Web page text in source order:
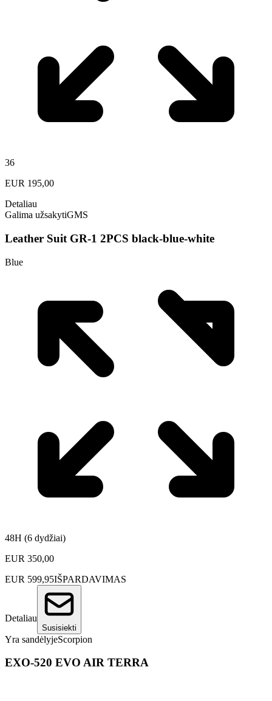
36
EUR 195,00
Detaliau
Galima užsakytiGMS
Leather Suit GR-1 2PCS black-blue-white
Blue
48H (6 dydžiai)
EUR 350,00
EUR 599,95IŠPARDAVIMAS
Detaliau
Susisiekti
Yra sandėlyjeScorpion
EXO-520 EVO AIR TERRA